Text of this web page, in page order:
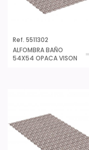
Ref. 5511302
ALFOMBRA BAÑO
54X54 OPACA VISON